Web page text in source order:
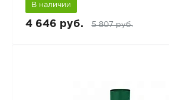
В наличии
4 646 руб. 5 807 руб.